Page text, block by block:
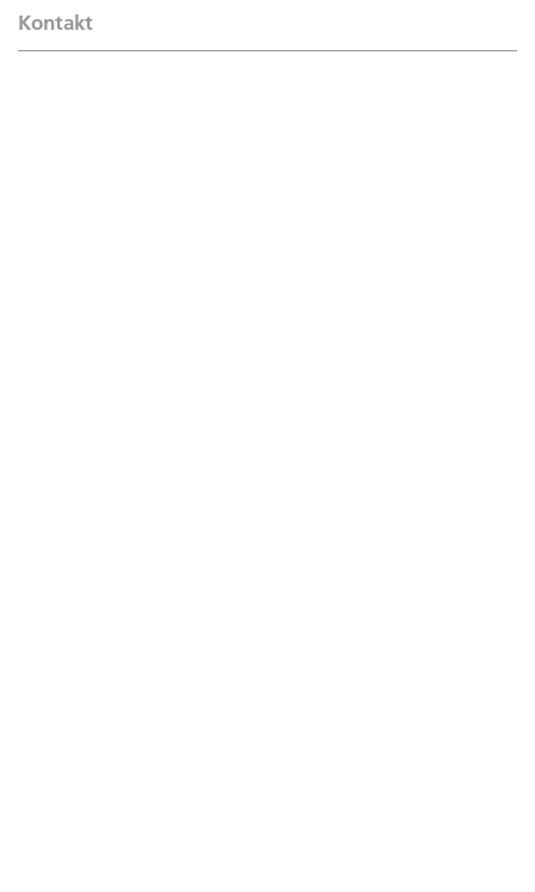
Kontakt